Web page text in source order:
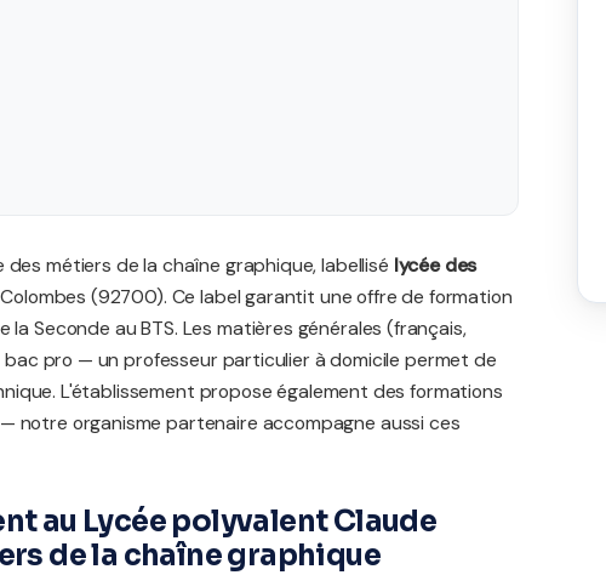
métiers de la chaîne graphique, labellisé lycée des
(92700). Ce label garantit une offre de formation
Seconde au BTS. Les matières générales (français,
pro — un professeur particulier à domicile permet de
L'établissement propose également des formations
notre organisme partenaire accompagne aussi ces
au Lycée polyvalent Claude
de la chaîne graphique